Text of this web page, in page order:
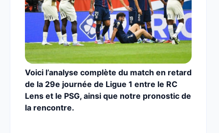
Voici l’analyse complète du match en retard
de la 29e journée de Ligue 1 entre le RC
Lens et le PSG, ainsi que notre pronostic de
la rencontre.